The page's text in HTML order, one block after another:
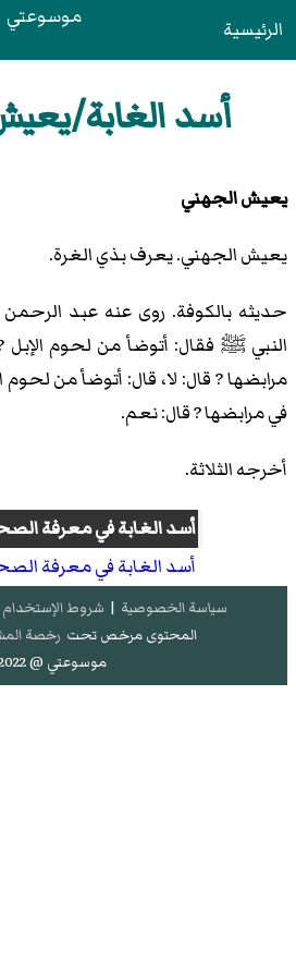
الرئيسية موسوعتي
أسد الغابة/
يعيش الجهني
يعيش الجهني. يعرف بذي الغرة.
حديثه بالكوفة. روى عنه عبد الرحمن
النبي ﷺ فقال: أتوضأ من لحوم
مرابضها ? قال: لا، قال: أتوضأ من لحوم
في مرابضها ? قال: نعم.
أخرجه الثلاثة.
أسد الغابة في معرفة
أسد الغابة في معرفة
سياسة الخصوصية | شروط الإستخدام
المحتوى مرخص تحت رخصة
موسوعتي @ 2022